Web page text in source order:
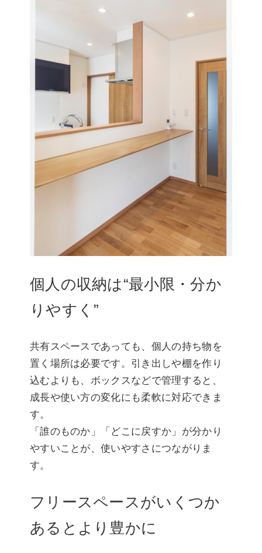
個人の収納は“最小限・分か
りやすく”
共有スペースであっても、個人の持ち物を
置く場所は必要です。引き出しや棚を作り
込むよりも、ボックスなどで管理すると、
成長や使い方の変化にも柔軟に対応できま
す。
「誰のものか」「どこに戻すか」が分かり
やすいことが、使いやすさにつながりま
す。
フリースペースがいくつか
あるとより豊かに